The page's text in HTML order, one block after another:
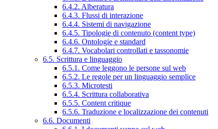
6.4.2. Alberatura
6.4.3. Flussi di interazione
6.4.4. Sistemi di navigazione
6.4.5. Tipologie di contenuto (content type)
6.4.6. Ontologie e standard
6.4.7. Vocabolari controllati e tassonomie
6.5. Scrittura e linguaggio
6.5.1. Come leggono le persone sul web
6.5.2. Le regole per un linguaggio semplice
6.5.3. Microtesti
6.5.4. Scrittura collaborativa
6.5.5. Content critique
6.5.6. Traduzione e localizzazione dei contenuti
6.6. Documenti